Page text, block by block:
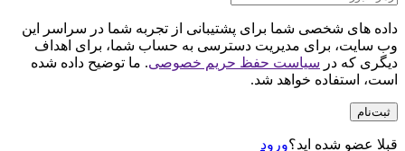
داده های شخصی شما برای پشتیبانی از تجربه شما در سراسر این
وب سایت، برای مدیریت دسترسی به حساب شما، برای اهداف
دیگری که در سیاست حفظ حریم خصوصی. ما توضیح داده شده
است، استفاده خواهد شد.
ثبت‌نام
قبلا عضو شده اید؟ورود